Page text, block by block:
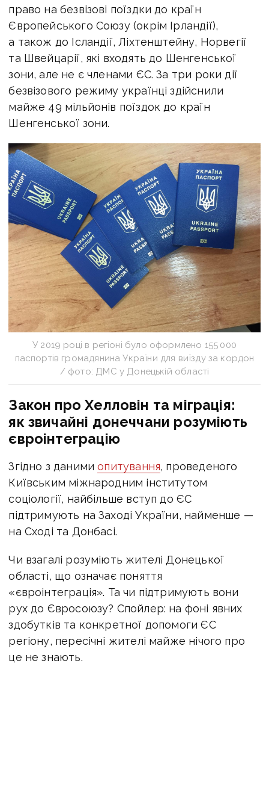
право на безвізові поїздки до країн
Європейського Союзу (окрім Ірландії),
а також до Ісландії, Ліхтенштейну, Норвегії
та Швейцарії, які входять до Шенгенської
зони, але не є членами ЄС. За три роки дії
безвізового режиму українці здійснили
майже 49 мільйонів поїздок до країн
Шенгенської зони.
У 2019 році в регіоні було оформлено 155 000
паспортів громадянина України для виїзду за кордон
/ фото: ДМС у Донецькій області
Закон про Хелловін та міграція:
як звичайні донеччани розуміють
євроінтеграцію
Згідно з данимиопитування, проведеного
Київським міжнародним інститутом
соціології, найбільше вступ до ЄС
підтримують на Заході України, найменше —
на Сході та Донбасі.
Чи взагалі розуміють жителі Донецької
області, що означає поняття
«євроінтеграція». Та чи підтримують вони
рух до Євросоюзу? Спойлер: на фоні явних
здобутків та конкретної допомоги ЄС
регіону, пересічні жителі майже нічого про
це не знають.